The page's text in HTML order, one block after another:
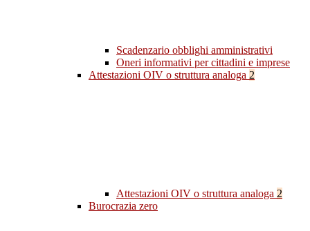
Scadenzario obblighi amministrativi
Oneri informativi per cittadini e imprese
Attestazioni OIV o struttura analoga 2
Attestazioni OIV o struttura analoga 2
Burocrazia zero